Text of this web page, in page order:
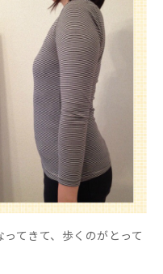
てきて、歩くのがとって